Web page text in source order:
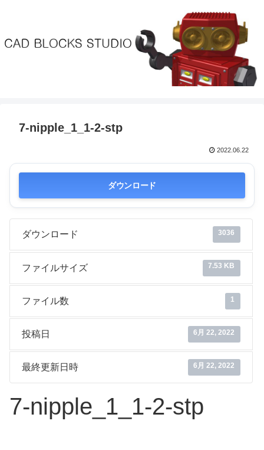
7-nipple_1_1-2-stp
2022.06.22
ダウンロード
ダウンロード 3036
ファイルサイズ 7.53 KB
ファイル数 1
投稿日 6月 22, 2022
最終更新日時 6月 22, 2022
7-nipple_1_1-2-stp